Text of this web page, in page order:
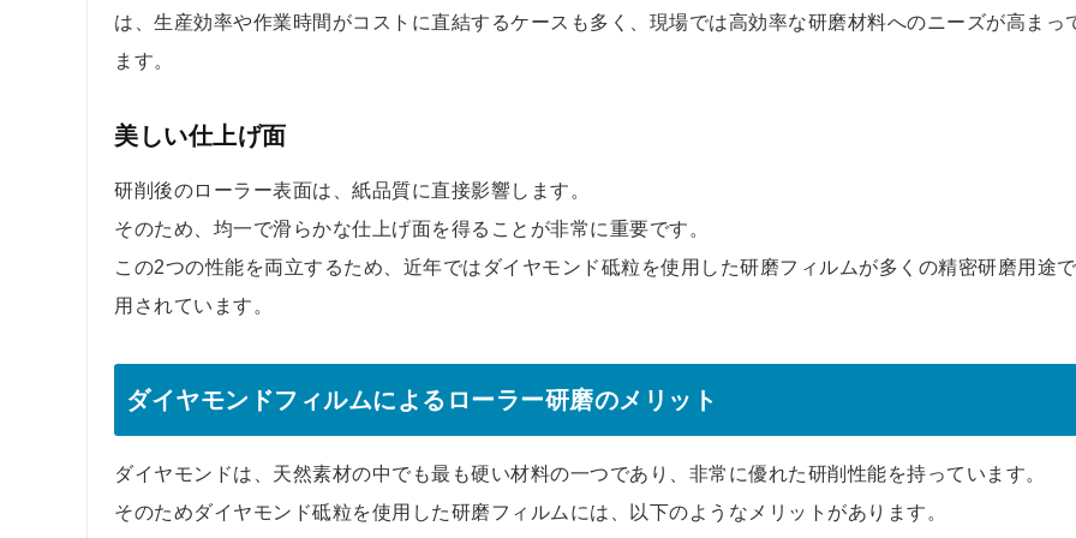
は、生産効率や作業時間がコストに直結するケースも多く、現場では高効率な研磨材料へのニーズが高まっ
ます。
美しい仕上げ面
研削後のローラー表面は、紙品質に直接影響します。
そのため、均一で滑らかな仕上げ面を得ることが非常に重要です。
この2つの性能を両立するため、近年ではダイヤモンド砥粒を使用した研磨フィルムが多くの精密研磨用途
用されています。
ダイヤモンドフィルムによるローラー研磨のメリット
ダイヤモンドは、天然素材の中でも最も硬い材料の一つであり、非常に優れた研削性能を持っています。
そのためダイヤモンド砥粒を使用した研磨フィルムには、以下のようなメリットがあります。